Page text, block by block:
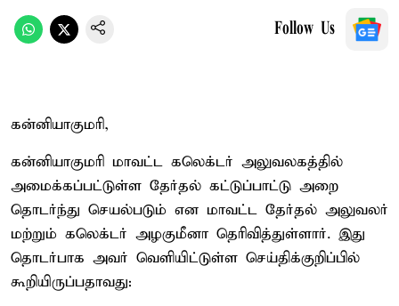
Follow Us
கன்னியாகுமரி,
கன்னியாகுமரி மாவட்ட கலெக்டர் அலுவலகத்தில்
அமைக்கப்பட்டுள்ள தேர்தல் கட்டுப்பாட்டு அறை
தொடர்ந்து செயல்படும் என மாவட்ட தேர்தல் அலுவலர்
மற்றும் கலெக்டர் அழகுமீனா தெரிவித்துள்ளார். இது
தொடர்பாக அவர் வெளியிட்டுள்ள செய்திக்குறிப்பில்
கூறியிருப்பதாவது: